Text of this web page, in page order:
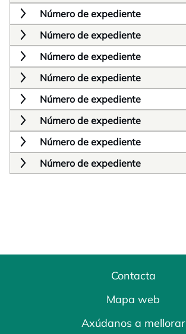
Número de expediente
Número de expediente
Número de expediente
Número de expediente
Número de expediente
Número de expediente
Número de expediente
Número de expediente
Contacta
Mapa web
Axúdanos a mellorar